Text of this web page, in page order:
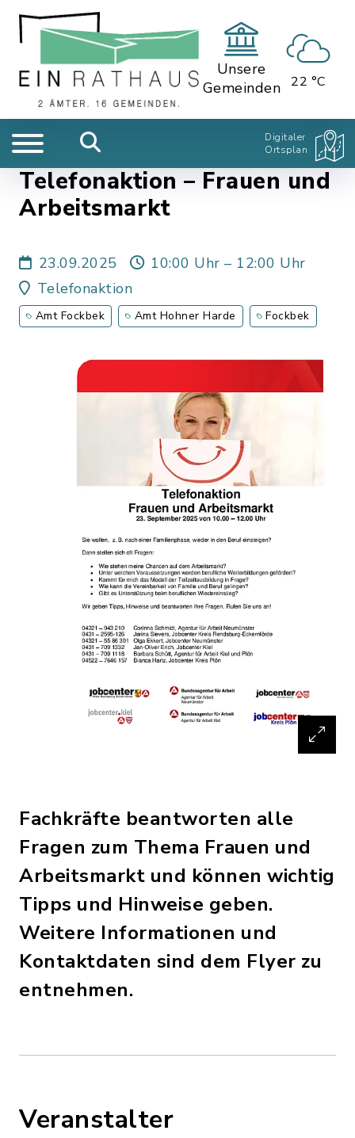
Unsere
Gemeinden
22 °C
Digitaler
Ortsplan
Telefonaktion – Frauen und
Arbeitsmarkt
23.09.2025
10:00 Uhr – 12:00 Uhr
Telefonaktion
Amt Fockbek Amt Hohner Harde Fockbek
Fachkräfte beantworten alle
Fragen zum Thema Frauen und
Arbeitsmarkt und können wichtig
Tipps und Hinweise geben.
Weitere Informationen und
Kontaktdaten sind dem Flyer zu
entnehmen.
Veranstalter